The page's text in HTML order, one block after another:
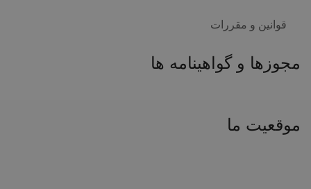
قوانین و مقررات
مجوزها و گواهینامه ها
موقعیت ما